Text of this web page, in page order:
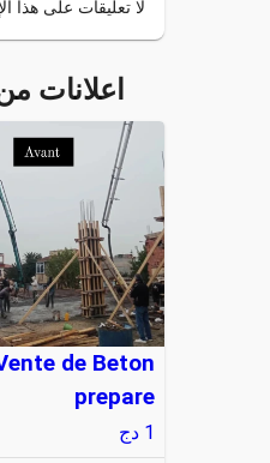
لا تعليقات على هذا
اعلانات
de Beton
prepare
1 دج